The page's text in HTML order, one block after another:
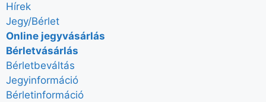
Hírek
Jegy/Bérlet
Online jegyvásárlás
Bérletvásárlás
Bérletbeváltás
Jegyinformáció
Bérletinformáció